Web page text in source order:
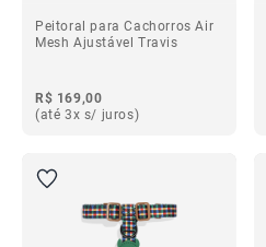
Peitoral para Cachorros Air
Mesh Ajustável Travis
R$ 169,00
(até 3x s/ juros)